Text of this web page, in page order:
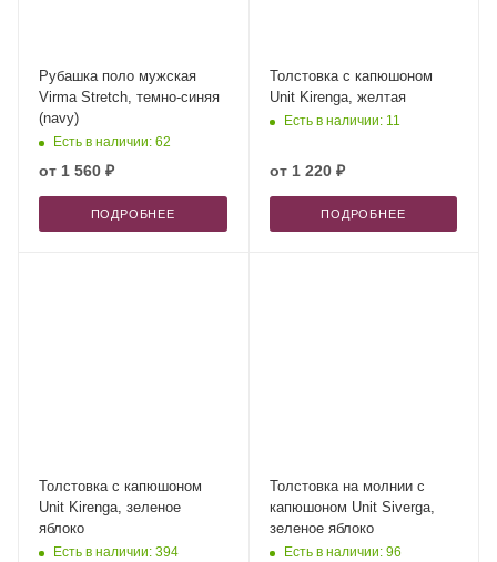
Рубашка поло мужская
Virma Stretch, темно-синяя
(navy)
Есть в наличии: 62
от 1 560 ₽
ПОДРОБНЕЕ
Толстовка с капюшоном
Unit Kirenga, желтая
Есть в наличии: 11
от 1 220 ₽
ПОДРОБНЕЕ
Толстовка с капюшоном
Unit Kirenga, зеленое
яблоко
Есть в наличии: 394
Толстовка на молнии с
капюшоном Unit Siverga,
зеленое яблоко
Есть в наличии: 96